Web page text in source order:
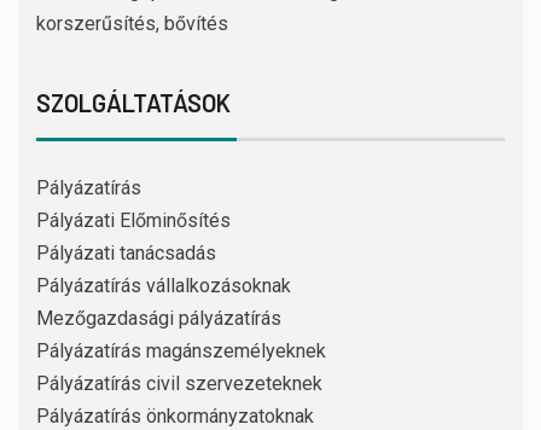
korszerűsítés, bővítés
SZOLGÁLTATÁSOK
Pályázatírás
Pályázati Előminősítés
Pályázati tanácsadás
Pályázatírás vállalkozásoknak
Mezőgazdasági pályázatírás
Pályázatírás magánszemélyeknek
Pályázatírás civil szervezeteknek
Pályázatírás önkormányzatoknak